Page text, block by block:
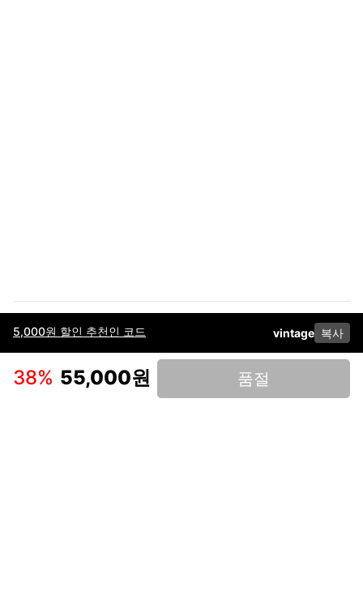
5,000원 할인 추천인 코드 vintage 복사
38% 55,000원 품절
이용약관고객센터판매개인정보 처리방침사업자 정보다운로드
인스타그램